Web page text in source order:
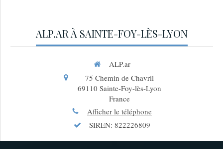
ALP.AR À SAINTE-FOY-LÈS-LYON
ALP.ar
75 Chemin de Chavril
69110 Sainte-Foy-lès-Lyon
France
Afficher le téléphone
SIREN: 822226809